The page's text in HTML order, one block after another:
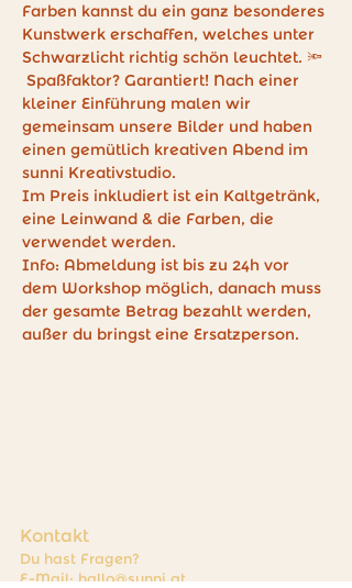
Farben kannst du ein ganz besonderes
Kunstwerk erschaffen, welches unter
Schwarzlicht richtig schön leuchtet. 🔦
Spaßfaktor? Garantiert! Nach einer
kleiner Einführung malen wir
gemeinsam unsere Bilder und haben
einen gemütlich kreativen Abend im
sunni Kreativstudio.
Im Preis inkludiert ist ein Kaltgetränk,
eine Leinwand & die Farben, die
verwendet werden.
Info: Abmeldung ist bis zu 24h vor
dem Workshop möglich, danach muss
der gesamte Betrag bezahlt werden,
außer du bringst eine Ersatzperson.
Kontakt
Du hast Fragen?
E-Mail:hallo@sunni.at